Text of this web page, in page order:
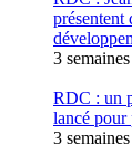
présentent
3
RDC : un
lancé pour
3